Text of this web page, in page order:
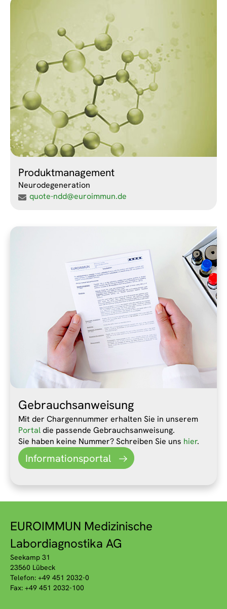
Produktmanagement
Neurodegeneration
quote-ndd@euroimmun.de
Gebrauchsanweisung
Mit der Chargennummer erhalten Sie in unserem
Portaldie passende Gebrauchsanweisung.
Sie haben keine Nummer? Schreiben Sie uns hier.
Informationsportal
EUROIMMUN Medizinische
Labordiagnostika AG
Seekamp 31
23560 Lübeck
Telefon: +49 451 2032-0
Fax: +49 451 2032-100